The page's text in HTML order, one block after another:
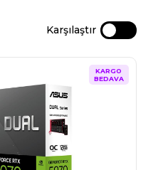
Karşılaştır
KARGO
BEDAVA